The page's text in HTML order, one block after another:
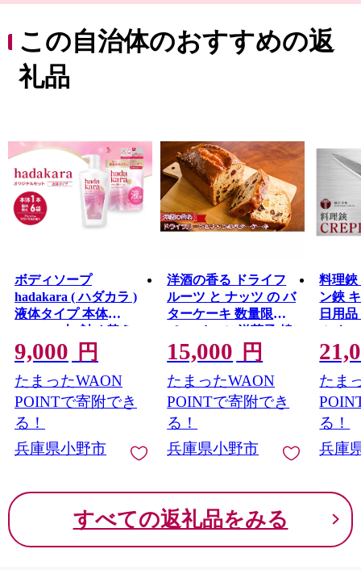
りと詰まっています。
そんな小野市の魅力をふるさと納税を通じて知っていた
だき、小野市の豊かさ人の優しさに触れていただければ
この自治体のおすすめの返
礼品
ボディソープ
hadakara ( ハダカラ )
液体タイプ 本体
480ml×1本, 詰め替え
360ml×6袋 モイストケ
ア ボディーソープ フ
レッシュフローラルの
香り 日用品 消耗品 バ
ス用品 大容量 いい 匂
い ボディ 保湿 LION
ライオン 液体石鹸 石
9,000 円
たまったWAON
POINTで寄附でき
る！
兵庫県小野市
洋酒の香る ドライフ
ルーツ と ナッツ の バ
ターケーキ 数量限定
［ スイーツ 洋菓子 焼
菓子 ケーキ 常温 大人
大人のケーキ ブラン
デー ラム酒 焼き菓子
ギフト ]
15,000 円
たまったWAON
POINTで寄附でき
る！
兵庫県小野市
料理鋏
ン鋏
日用
ル キ
たま
る！
兵庫
すべての返礼品をみる